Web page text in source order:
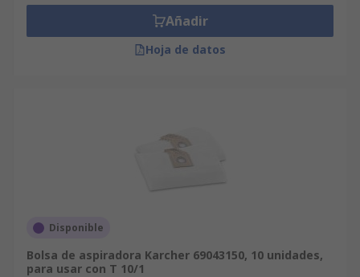
Añadir
Hoja de datos
Disponible
Bolsa de aspiradora Karcher 69043150, 10 unidades,
para usar con T 10/1